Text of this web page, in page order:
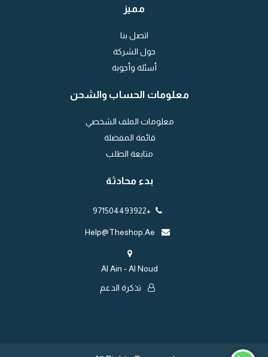
مميز
اتصل بنا
حول الشركة
أسئلة وأجوبة
معلومات الحساب والشحن
معلومات الملف الشخصي
قائمة المفضلة
متابعة الطلب
بدء محادثة
+971504493922
Al Ain - Al Noud
تذكرة الدعم